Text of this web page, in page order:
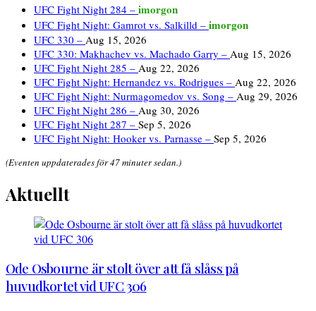
UFC Fight Night 284 – imorgon
UFC Fight Night: Gamrot vs. Salkilld – imorgon
UFC 330 – Aug 15, 2026
UFC 330: Makhachev vs. Machado Garry – Aug 15, 2026
UFC Fight Night 285 – Aug 22, 2026
UFC Fight Night: Hernandez vs. Rodrigues – Aug 22, 2026
UFC Fight Night: Nurmagomedov vs. Song – Aug 29, 2026
UFC Fight Night 286 – Aug 30, 2026
UFC Fight Night 287 – Sep 5, 2026
UFC Fight Night: Hooker vs. Parnasse – Sep 5, 2026
(Eventen uppdaterades för 47 minuter sedan.)
Aktuellt
Ode Osbourne är stolt över att få slåss på
huvudkortet vid UFC 306